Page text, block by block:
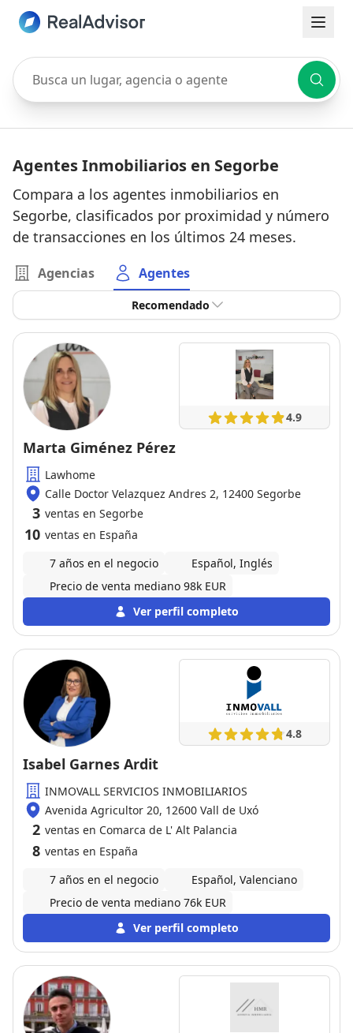
Busca un lugar, agencia o agente
Agentes Inmobiliarios en Segorbe
Compara a los agentes inmobiliarios en
Segorbe, clasificados por proximidad y número
de transacciones en los últimos 24 meses.
Agencias Agentes
Recomendado
4.9
Marta Giménez Pérez
Lawhome
Calle Doctor Velazquez Andres 2, 12400 Segorbe
3 ventas en Segorbe
10 ventas en España
7 años en el negocio
Español, Inglés
Precio de venta mediano 98k EUR
Ver perfil completo
4.8
Isabel Garnes Ardit
INMOVALL SERVICIOS INMOBILIARIOS
Avenida Agricultor 20, 12600 Vall de Uxó
2 ventas en Comarca de L' Alt Palancia
8 ventas en España
7 años en el negocio
Español, Valenciano
Precio de venta mediano 76k EUR
Ver perfil completo